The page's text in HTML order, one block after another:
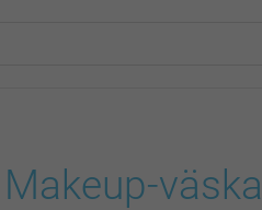
Makeup-väska